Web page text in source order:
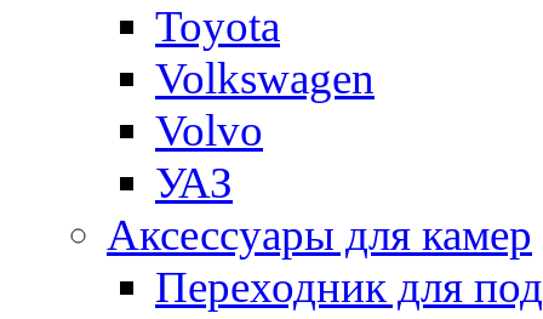
Toyota
Volkswagen
Volvo
УАЗ
Аксессуары для камер
Переходник для